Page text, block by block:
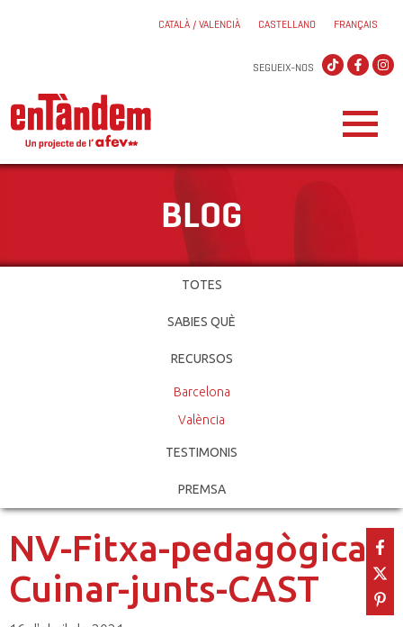
CATALÀ / VALENCIÀ CASTELLANO FRANÇAIS
SEGUEIX-NOS
BLOG
TOTES
SABIES QUÈ
RECURSOS
Barcelona
València
TESTIMONIS
PREMSA
NV-Fitxa-pedagògica-
Cuinar-junts-CAST